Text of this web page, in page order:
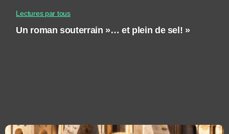
Lectures par tous
Un roman souterrain »… et plein de sel! »